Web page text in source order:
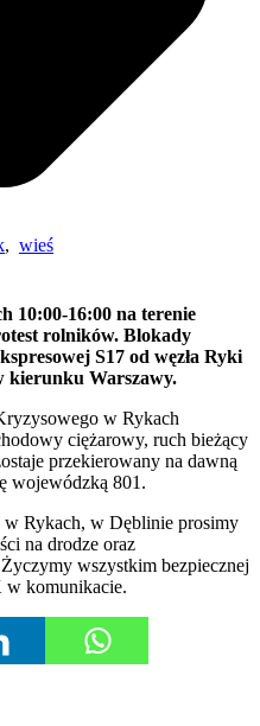
, wieś
10:00-16:00 na terenie
rolników. Blokady
S17 od węzła Ryki
kierunku Warszawy.
w Rykach
ciężarowy, ruch bieżący
przekierowany na dawną
wojewódzką 801.
Rykach, w Dęblinie prosimy
na drodze oraz
wszystkim bezpiecznej
w komunikacie.